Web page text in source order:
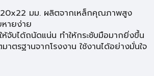
20x22 มม. ผลิตจากเหล็กคุณภาพสูง
หายง่าย
ห้จับได้ถนัดแน่น ทำให้กระชับมือมากยิ่งขึ้น
าตรฐานจากโรงงาน ใช้งานได้อย่างมั่นใจ